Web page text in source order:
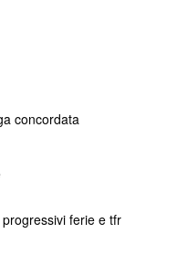
concordata
ferie e tfr